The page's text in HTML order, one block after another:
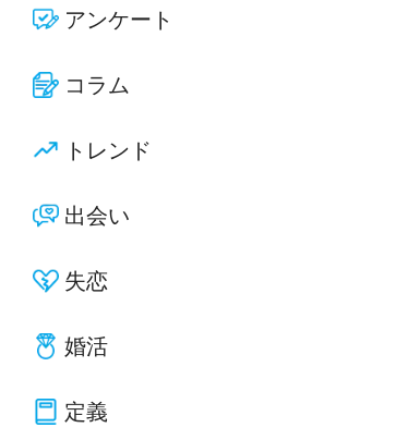
アンケート
コラム
トレンド
出会い
失恋
婚活
定義